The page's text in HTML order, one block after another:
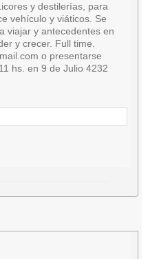
y destilerías, para
vehículo y viáticos. Se
viajar y antecedentes en
y crecer. Full time.
o presentarse
hs. en 9 de Julio 4232